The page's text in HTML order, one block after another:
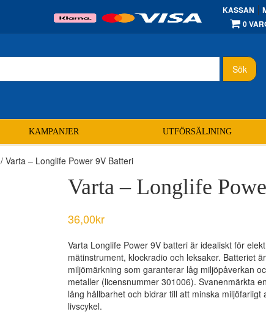
KASSAN
0
Sök
KAMPANJER UTFÖRSÄLJNING
/ Varta – Longlife Power 9V Batteri
Varta – Longlife
36,00kr
Varta Longlife Power 9V batteri är idealiskt för
mätinstrument, klockradio och leksaker. Batteriet
miljömärkning som garanterar låg miljöpåverkan
metaller (licensnummer 301006). Svanenmärkta
lång hållbarhet och bidrar till att minska
livscykel.